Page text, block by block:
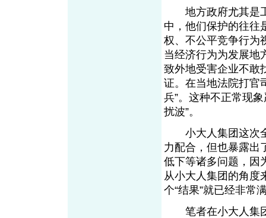
地方政府尤其是工
中，他们保护的往往
权、不公平竞争行为
当经济行为为发展地
致外地受害企业不敢
证。在当地法院打官
兵”。这种不正常现
扰波”。
小大人集团这次全
力配合，但也暴露出
低下等诸多问题，因
从小大人集团的角度
个“结果”就已经非常
笔者在小大人集团